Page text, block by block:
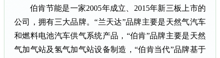
伯肯节能是一家2005年成立、2015年新三板上市的
公司，拥有三大品牌。“兰天达”品牌主要是天然气汽车
和燃料电池汽车供气系统产品，“伯肯”品牌主要是天然
气加气站及氢气加气站设备制造，“伯肯当代”品牌基于